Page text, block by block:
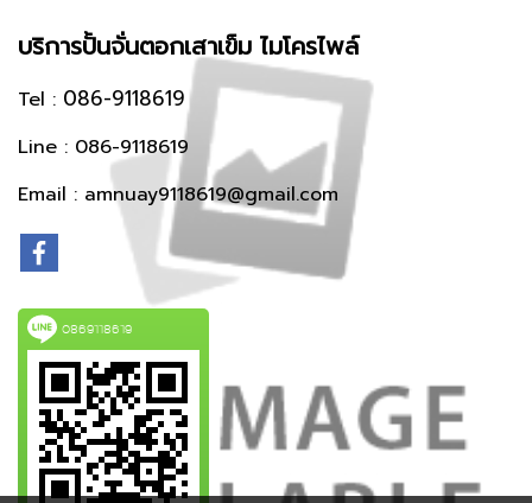
‎บริการปั้นจั่นตอกเสาเข็ม ‎ไมโครไพล์
Tel : 086-9118619
Line : 086-9118619
Email : amnuay9118619@gmail.com
0869118619